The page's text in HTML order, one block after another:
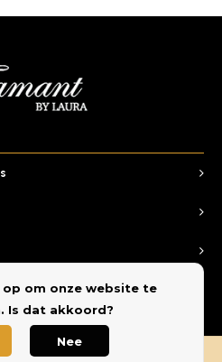
om onze website te
Is dat akkoord?
Nee